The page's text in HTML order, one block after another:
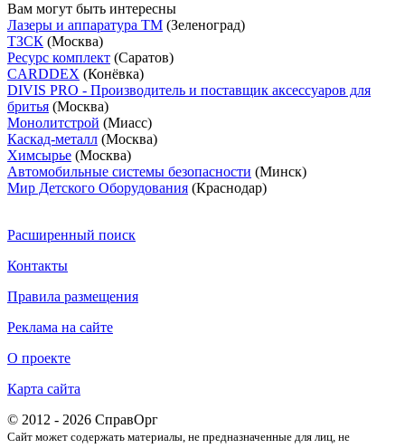
Вам могут быть интересны
Лазеры и аппаратура ТМ (Зеленоград)
ТЗСК (Москва)
Ресурс комплект (Саратов)
CARDDEX (Конёвка)
DIVIS PRO - Производитель и поставщик аксессуаров для
бритья (Москва)
Монолитстрой (Миасс)
Каскад-металл (Москва)
Химсырье (Москва)
Автомобильные системы безопасности (Минск)
Мир Детского Оборудования (Краснодар)
Расширенный поиск
Контакты
Правила размещения
Реклама на сайте
О проекте
Карта сайта
© 2012 - 2026 СправОрг
Сайт может содержать материалы, не предназначенные для лиц, не